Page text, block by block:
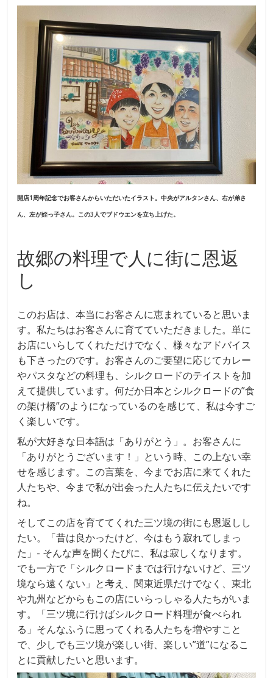
開店1周年記念でお客さんからいただいたイラスト。中央がアルタンさん、右が弟さ
ん、左が姪っ子さん。この3人でブドウエンを立ち上げた。
故郷の料理で人に街に恩返
し
このお店は、本当にお客さんに恵まれていると思いま
す。私たちはお客さんに育てていただきました。単に
お店にいらしてくれただけでなく、様々なアドバイス
も下さったのです。お客さんのご要望に応じてカレー
やパスタなどの料理も、シルクロードのテイストを加
えて提供しています。何だか日本とシルクロードの”食
の架け橋”のようになっているのを感じて、私は今すご
く楽しいです。
私が大好きな日本語は「ありがとう」。お客さんに
「ありがとうございます！」という時、この上ない幸
せを感じます。この言葉を、今までお店に来てくれた
人たちや、今まで私が出会った人たちに伝えたいです
ね。
そしてこの店を育ててくれた三ツ境の街にも恩返しし
たい。「昔は良かったけど、今はもう寂れてしまっ
た」- そんな声を聞くたびに、私は寂しくなります。
でも一方で「シルクロードまでは行けないけど、三ツ
境なら遠くない」と考え、関東近県だけでなく、東北
や九州などからもこの店にいらっしゃる人たちがいま
す。「三ツ境に行けばシルクロード料理が食べられ
る」そんなふうに思ってくれる人たちを増やすこと
で、少しでも三ツ境が楽しい街、楽しい”道”になるこ
とに貢献したいと思います。